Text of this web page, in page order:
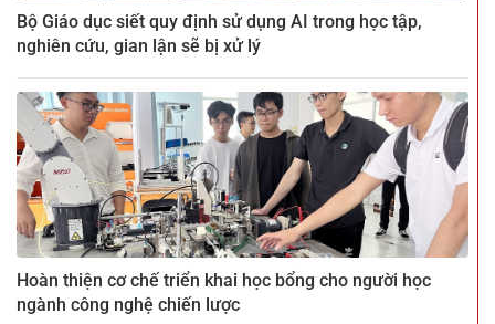
Bộ Giáo dục siết quy định sử dụng AI trong học tập,
nghiên cứu, gian lận sẽ bị xử lý
Hoàn thiện cơ chế triển khai học bổng cho người học
ngành công nghệ chiến lược